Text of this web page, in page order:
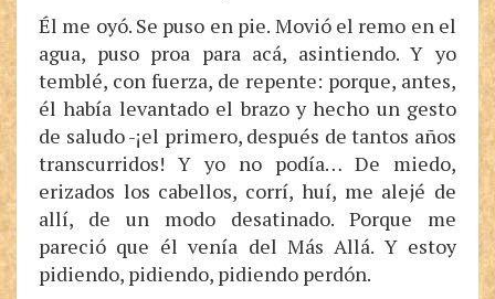
Él me oyó. Se puso en pie. Movió el remo en el
agua, puso proa para acá, asintiendo. Y yo
temblé, con fuerza, de repente: porque, antes,
él había levantado el brazo y hecho un gesto
de saludo -¡el primero, después de tantos años
transcurridos! Y yo no podía… De miedo,
erizados los cabellos, corrí, huí, me alejé de
allí, de un modo desatinado. Porque me
pareció que él venía del Más Allá. Y estoy
pidiendo, pidiendo, pidiendo perdón.